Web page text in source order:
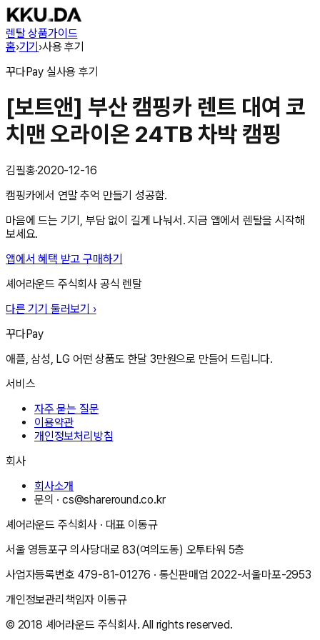
렌탈 상품가이드
홈›기기›사용 후기
꾸다Pay 실사용 후기
[보트앤] 부산 캠핑카 렌트 대여 코
치맨 오라이온 24TB 차박 캠핑
김필홍·2020-12-16
캠핑카에서 연말 추억 만들기 성공함.
마음에 드는 기기, 부담 없이 길게 나눠서. 지금 앱에서 렌탈을 시작해
보세요.
앱에서 혜택 받고 구매하기
셰어라운드 주식회사 공식 렌탈
다른 기기 둘러보기 ›
꾸다Pay
애플, 삼성, LG 어떤 상품도 한달 3만원으로 만들어 드립니다.
서비스
자주 묻는 질문
이용약관
개인정보처리방침
회사
회사소개
문의 ·cs@shareround.co.kr
셰어라운드 주식회사 · 대표 이동규
서울 영등포구 의사당대로 83(여의도동) 오투타워 5층
사업자등록번호 479-81-01276 · 통신판매업2022-서울마포-2953
개인정보관리책임자 이동규
© 2018 셰어라운드 주식회사. All rights reserved.